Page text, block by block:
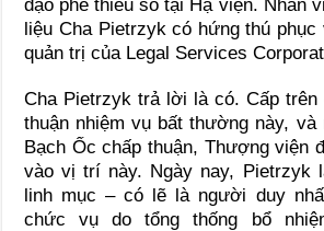
đạo phe thiểu số tại Hạ viện. Nhân
liệu Cha Pietrzyk có hứng thú phục
quản trị của Legal Services
Cha Pietrzyk trả lời là có. Cấp trên
thuận nhiệm vụ bất thường này, và
Bạch Ốc chấp thuận, Thượng viện
vào vị trí này. Ngày nay, Pietrzyk
linh mục – có lẽ là người duy
chức vụ do tổng thống bổ